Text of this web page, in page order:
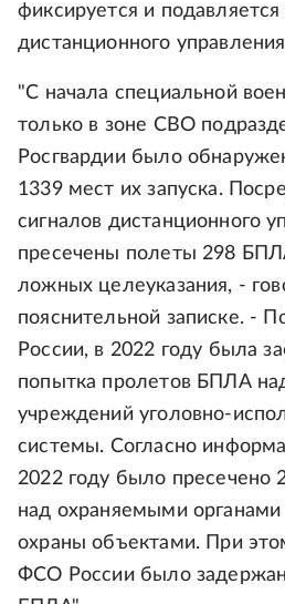
фиксируется и
дистанционного
"С начала специальной
только в зоне СВО
Росгвардии было
1339 мест их запуска.
сигналов дистанционного
пресечены полеты 298
ложных целеуказания, -
пояснительной записке. -
России, в 2022 году была
попытка пролетов БПЛА
учреждений уголовно-
системы. Согласно
2022 году было пресечено
над охраняемыми органами
охраны объектами. При
ФСО России было